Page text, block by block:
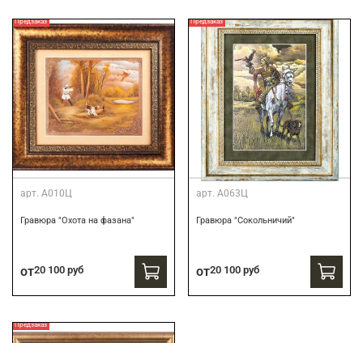
Предзаказ
арт. А010Ц
Гравюра "Охота на фазана"
от20 100 руб
Предзаказ
арт. А063Ц
Гравюра "Сокольничий"
от20 100 руб
Предзаказ